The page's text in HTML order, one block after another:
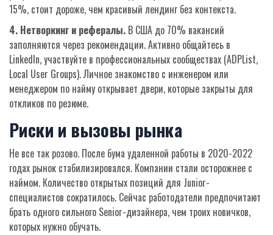
15%, стоит дороже, чем красивый лендинг без контекста.
4. Нетворкинг и рефералы. В США до 70% вакансий
заполняются через рекомендации. Активно общайтесь в
LinkedIn, участвуйте в профессиональных сообществах (ADPList,
Local User Groups). Личное знакомство с инженером или
менеджером по найму открывает двери, которые закрыты для
откликов по резюме.
Риски и вызовы рынка
Не все так розово. После бума удаленной работы в 2020-2022
годах рынок стабилизировался. Компании стали осторожнее с
наймом. Количество открытых позиций для Junior-
специалистов сократилось. Сейчас работодатели предпочитают
брать одного сильного Senior-дизайнера, чем троих новичков,
которых нужно обучать.